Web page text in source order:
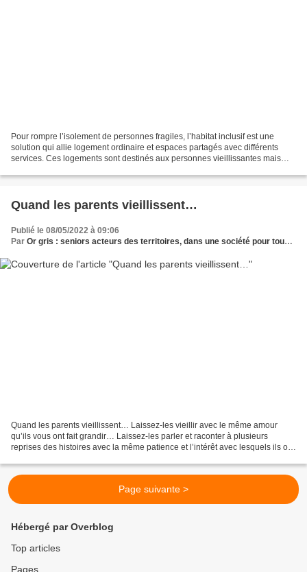
Pour rompre l’isolement de personnes fragiles, l’habitat inclusif est une
solution qui allie logement ordinaire et espaces partagés avec différents
services. Ces logements sont destinés aux personnes vieillissantes mais
Quand les parents vieillissent…
Publié le 08/05/2022 à 09:06
Par Or gris : seniors acteurs des territoires, dans une société pour tous les âges
Quand les parents vieillissent… Laissez-les vieillir avec le même amour
qu’ils vous ont fait grandir… Laissez-les parler et raconter à plusieurs
reprises des histoires avec la même patience et l’intérêt avec lesquels ils ont
Page suivante >
Hébergé par Overblog
Top articles
Pages